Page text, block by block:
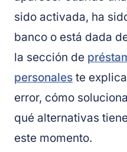
sido activada, ha
banco o está dada
la sección de
personales te
error, cómo
qué alternativas
este momento.